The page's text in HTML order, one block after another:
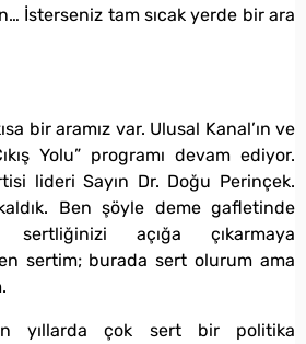
İsterseniz tam sıcak yerde bir ara
bir aramız var. Ulusal Kanal’ın ve
Yolu” programı devam ediyor.
lideri Sayın Dr. Doğu Perinçek.
Ben şöyle deme gafletinde
sertliğinizi açığa çıkarmaya
sertim; burada sert olurum ama
yıllarda çok sert bir politika